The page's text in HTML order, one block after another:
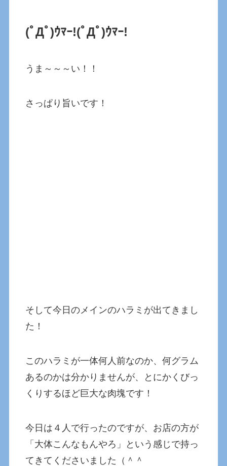
(ﾟДﾟ)ｳﾏｰ!(ﾟДﾟ)ｳﾏｰ!
うま～～～い！！
さっぱり旨いです！
そして今日のメインのハラミが出てきまし
た！
このハラミが一体何人前なのか、何グラム
あるのかは分かりませんが、とにかくびっ
くりするほど巨大な肉塊です！
今日は４人で行ったのですが、お店の方が
「大体こんなもんやろ」という感じで持っ
てきてくださいました（＾＾